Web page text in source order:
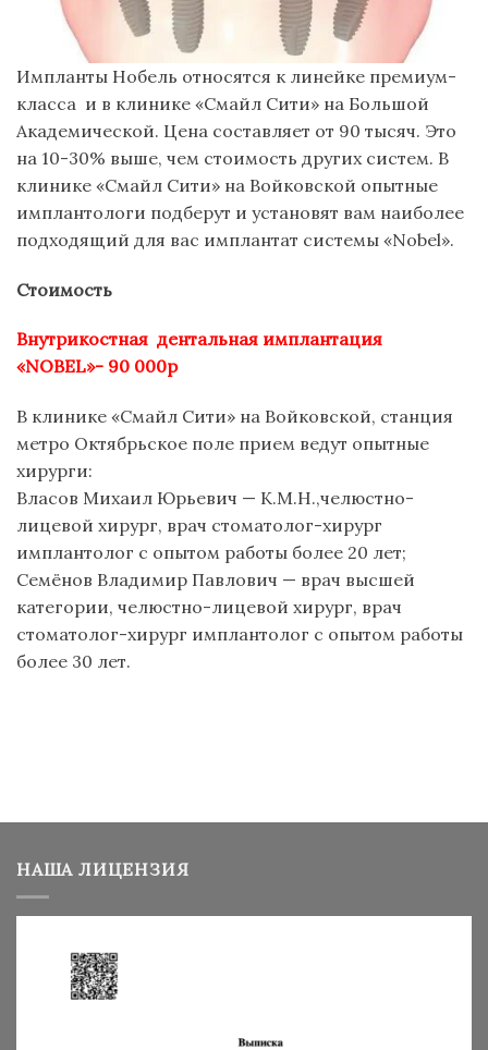
Импланты Нобель относятся к линейке премиум-
класса и в клинике «Смайл Сити» на Большой
Академической. Цена составляет от 90 тысяч. Это
на 10-30% выше, чем стоимость других систем. В
клинике «Смайл Сити» на Войковской опытные
имплантологи подберут и установят вам наиболее
подходящий для вас имплантат системы «Nobel».
Стоимость
Внутрикостная дентальная имплантация
«NOBEL»- 90 000р
В клинике «Смайл Сити» на Войковской, станция
метро Октябрьское поле прием ведут опытные
хирурги:
Власов Михаил Юрьевич — К.М.Н.,челюстно-
лицевой хирург, врач стоматолог-хирург
имплантолог с опытом работы более 20 лет;
Семёнов Владимир Павлович — врач высшей
категории, челюстно-лицевой хирург, врач
стоматолог-хирург имплантолог с опытом работы
более 30 лет.
НАША ЛИЦЕНЗИЯ